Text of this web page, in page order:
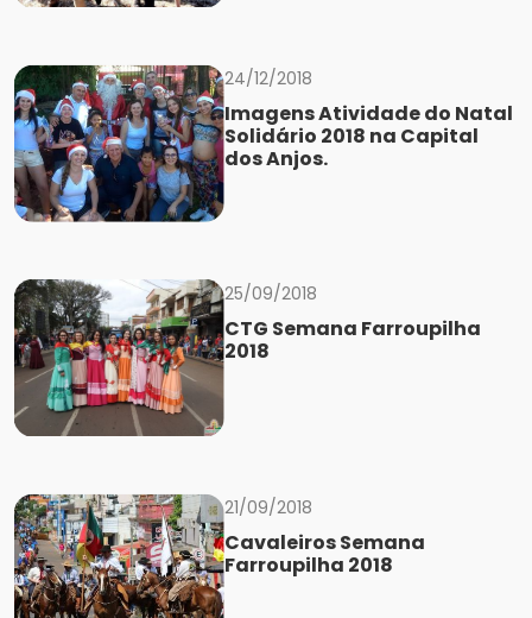
24/12/2018
Imagens Atividade do Natal
Solidário 2018 na Capital
dos Anjos.
25/09/2018
CTG Semana Farroupilha
2018
21/09/2018
Cavaleiros Semana
Farroupilha 2018